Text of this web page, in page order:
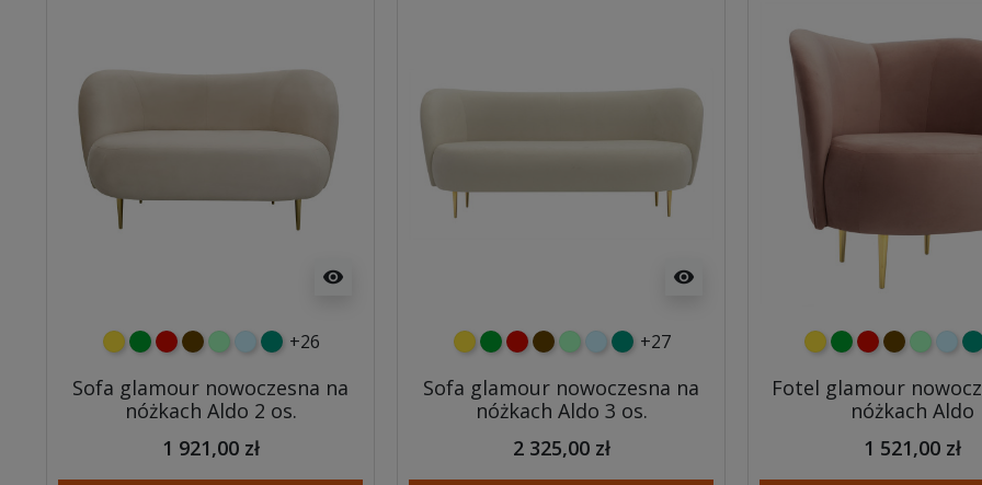
visibility
żółtyzielonyczerwony
czekoladowy
miętowybłękitny
turkusowy
+26
Sofa glamour nowoczesna na
nóżkach Aldo 2 os.
1 921,00 zł
visibility
żółtyzielonyczerwony
czekoladowy
miętowybłękitny
turkusowy
+27
Sofa glamour nowoczesna na
nóżkach Aldo 3 os.
2 325,00 zł
żółtyzielonyczerwonymiętowy
Fotel glamour
nóżkach Aldo
1 521,00 zł